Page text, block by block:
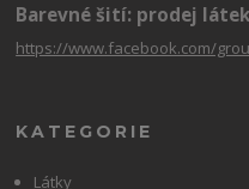
Barevné šití: prodej
https://www.facebook.com/
KATEGORIE
Látky